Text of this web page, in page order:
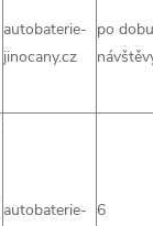
autobaterie-
jinocany.cz
po dobu
autobaterie- 6